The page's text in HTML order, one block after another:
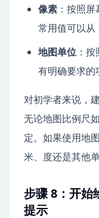
像素 ：按照
常用值可以从
地图单位 ：
有明确要求的
对初学者来说，
无论地图比例尺
定。如果使用地
米、度还是其他单
步骤 8：开始
提示